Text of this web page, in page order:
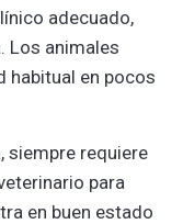
adecuado,
Los animales
habitual en pocos
siempre requiere
para
en buen estado